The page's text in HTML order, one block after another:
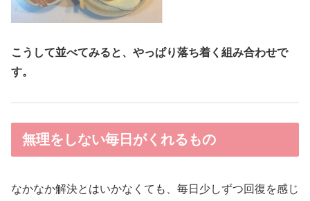
こうして並べてみると、やっぱり落ち着く組み合わせで
す。
無理をしない毎日がくれるもの
なかなか解決とはいかなくても、毎日少しずつ回復を感じ